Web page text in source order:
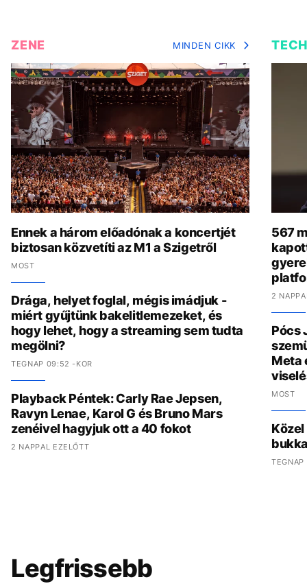
ZENE MINDEN CIKK
Ennek a három előadónak a koncertjét
biztosan közvetíti az M1 a Szigetről
MOST
Drága, helyet foglal, mégis imádjuk -
miért gyűjtünk bakelitlemezeket, és
hogy lehet, hogy a streaming sem tudta
megölni?
TEGNAP 09:52 -KOR
Playback Péntek: Carly Rae Jepsen,
Ravyn Lenae, Karol G és Bruno Mars
zenéivel hagyjuk ott a 40 fokot
2 NAPPAL EZELŐTT
567
2
Pócs
Meta
MOST
TEGNAP
Legfrissebb